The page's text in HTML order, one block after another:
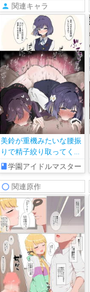
関連キャラ
美鈴が重機みたいな腰振
りで精子絞り取ってくる
ヤツ学園アイドルマスター
関連原作